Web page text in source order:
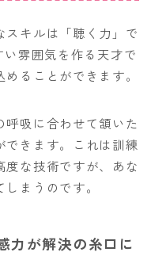
スキルは「聴く力」で
雰囲気を作る天才で
ることができます。
呼吸に合わせて頷いた
できます。これは訓練
な技術ですが、あな
まうのです。
力が解決の糸口に